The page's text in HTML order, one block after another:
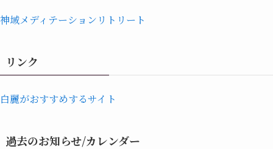
神域メディテーションリトリート
リンク
白麗がおすすめするサイト
過去のお知らせ/カレンダー